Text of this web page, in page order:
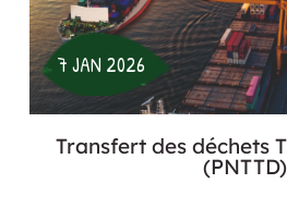
7 JAN 2026
Transfert des déchets
(PNTTD)